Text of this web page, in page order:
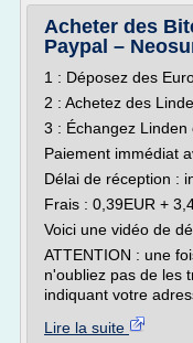
Acheter des
Paypal –
1 : Déposez des
2 : Achetez des
3 : Échangez Linden
Paiement immédiat
Délai de réception :
Frais : 0,39EUR +
Voici une vidéo de
ATTENTION : une
n'oubliez pas de les
indiquant votre
Lire la suite